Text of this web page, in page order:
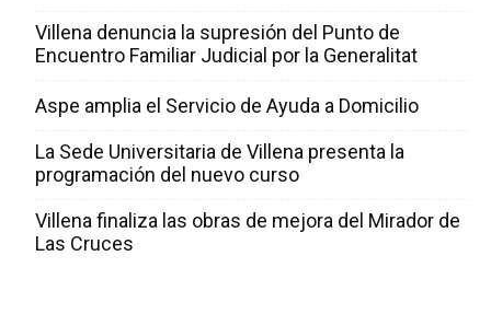
Villena denuncia la supresión del Punto de
Encuentro Familiar Judicial por la Generalitat
Aspe amplia el Servicio de Ayuda a Domicilio
La Sede Universitaria de Villena presenta la
programación del nuevo curso
Villena finaliza las obras de mejora del Mirador de
Las Cruces